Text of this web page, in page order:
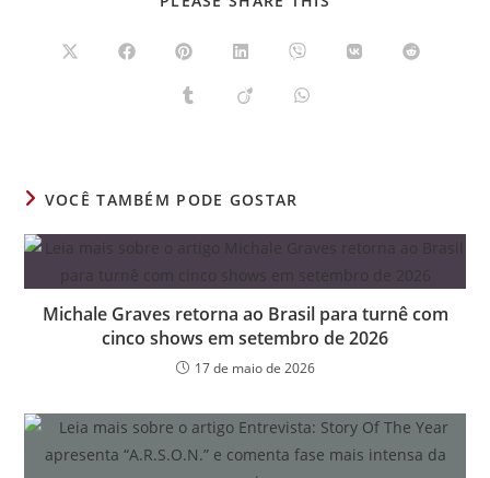
Abre
Abre Abre
uma
nova
Abre
uma
nova
Abre
uma
nova
Abre Abre
Abre Abre Abre
VOCÊ TAMBÉM PODE GOSTAR
Michale Graves retorna ao Brasil para turnê com
cinco shows em setembro de 2026
17 de maio de 2026